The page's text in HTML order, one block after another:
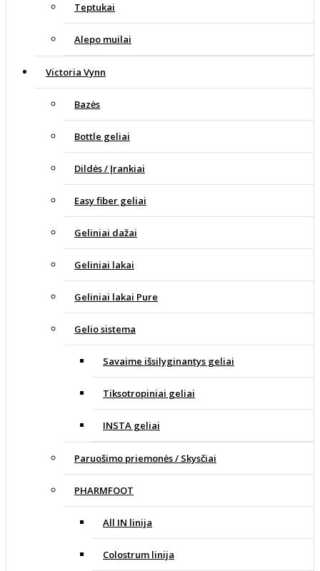
Teptukai
Alepo muilai
Victoria Vynn
Bazės
Bottle geliai
Dildės / Įrankiai
Easy fiber geliai
Geliniai dažai
Geliniai lakai
Geliniai lakai Pure
Gelio sistema
Savaime išsilyginantys geliai
Tiksotropiniai geliai
INSTA geliai
Paruošimo priemonės / Skysčiai
PHARMFOOT
All IN linija
Colostrum linija